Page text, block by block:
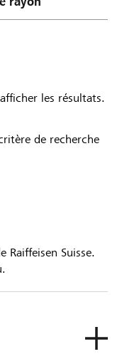
les résultats.
de recherche
Raiffeisen Suisse.